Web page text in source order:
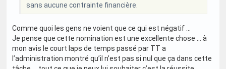
sans aucune contrainte financière.
Comme quoi les gens ne voient que ce qui est négatif …
Je pense que cette nomination est une excellente chose … à
mon avis le court laps de temps passé par TT a
l’administration montré qu’il n’est pas si nul que ça dans cette